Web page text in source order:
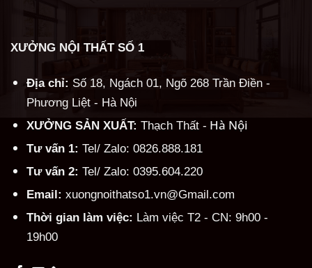
XƯỞNG NỘI THẤT SỐ 1
Địa chỉ: Số 18, Ngách 01, Ngõ 268 Trần Điền -
Phương Liệt - Hà Nội
XƯỞNG SẢN XUẤT: Thạch Thất - Hà Nội
Tư vấn 1: Tel/ Zalo: 0826.888.181
Tư vấn 2: Tel/ Zalo: 0395.604.220
Email: xuongnoithatso1.vn@Gmail.com
Thời gian làm việc: Làm việc T2 - CN: 9h00 -
19h00